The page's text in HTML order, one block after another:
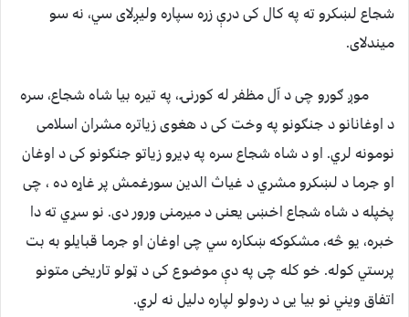
شجاع لښکرو ته په کال کی درې زره سپاره ولیږلای سي، نه سو
میندلای.
موږ ګورو چی د آل مظفر له کورنۍ، په تیره بیا شاه شجاع، سره
د اوغانانو د جنګونو په وخت کی د هغوی زیاتره مشران اسلامی
نومونه لري. او د شاه شجاع سره په ډیرو زیاتو جنګونو کی د اوغان
او جرما د لښکرو مشري د غیاث الدین سورغمش پر غاړه ده ، چی
پخپله د شاه شجاع اخښی یعنی د میرمنی ورور دی. نو سړي ته دا
خبره، یو څه، مشکوکه ښکاره سي چی اوغان او جرما قبایلو به بت
پرستي کوله. خو کله چی په دې موضوع کی د ټولو تاریخی متونو
اتفاق ویني نو بیا یی د ردولو لپاره دلیل نه لري.